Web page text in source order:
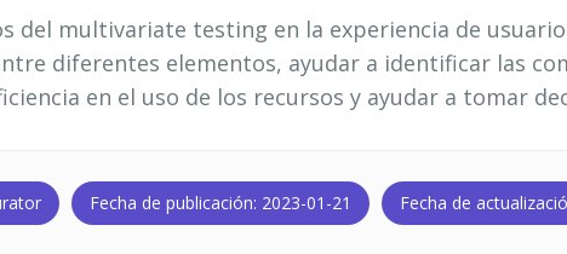
del multivariate testing en la experiencia de
diferentes elementos, ayudar a identificar las
en el uso de los recursos y ayudar a tomar
Fecha de publicación: 2023-01-21 Fecha de